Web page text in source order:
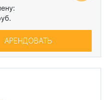
АРЕНДОВАТЬ